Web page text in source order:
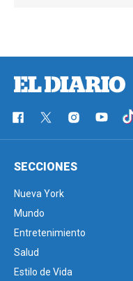
SECCIONES
Nueva York
Mundo
Entretenimiento
Salud
Estilo de Vida